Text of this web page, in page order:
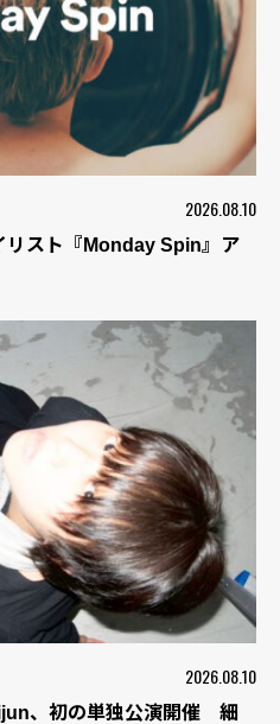
2026.08.10
リスト『Monday Spin』ア
2026.08.10
、初の単独公演開催 細